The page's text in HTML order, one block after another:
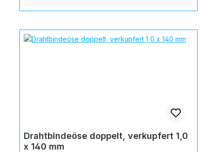
Drahtbindeöse doppelt, verkupfert 1,0
x 140 mm